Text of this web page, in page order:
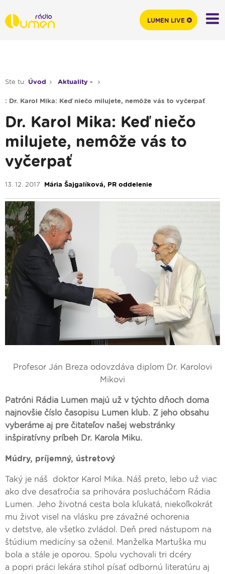
Ste tu: Úvod Aktuality -
: Dr. Karol Mika: Keď niečo milujete, nemôže vás to vyčerpať
Dr. Karol Mika: Keď niečo
milujete, nemôže vás to
vyčerpať
13. 12. 2017 Mária Šajgalíková, PR oddelenie
Profesor Ján Breza odovzdáva diplom Dr. Karolovi
Mikovi
Patróni Rádia Lumen majú už v týchto dňoch doma
najnovšie číslo časopisu Lumen klub. Z jeho obsahu
vyberáme aj pre čitateľov našej webstránky
inšpiratívny príbeh Dr. Karola Miku.
Múdry, príjemný, ústretový
Taký je náš doktor Karol Mika. Náš preto, lebo už viac
ako dve desaťročia sa prihovára poslucháčom Rádia
Lumen. Jeho životná cesta bola kľukatá, niekoľkokrát
mu život visel na vlásku pre závažné ochorenia
v detstve, ale všetko zvládol. Deň pred nástupom na
štúdium medicíny sa oženil. Manželka Martuška mu
bola a stále je oporou. Spolu vychovali tri dcéry
a popri práci lekára stihol písať odbornú literatúru aj
LUMEN LIVE